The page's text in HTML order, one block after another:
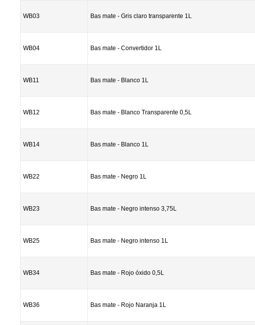
WB03 Bas mate - Gris claro transparente 1L
WB04 Bas mate - Convertidor 1L
WB11 Bas mate - Blanco 1L
WB12 Bas mate - Blanco Transparente 0,5L
WB14 Bas mate - Blanco 1L
WB22 Bas mate - Negro 1L
WB23 Bas mate - Negro intenso 3,75L
WB25 Bas mate - Negro intenso 1L
WB34 Bas mate - Rojo óxido 0,5L
WB36 Bas mate - Rojo Naranja 1L